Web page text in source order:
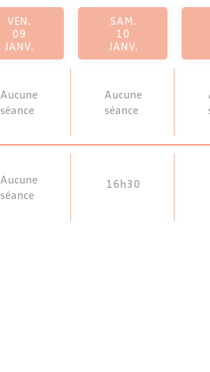
VEN.
09
JANV.
Aucune
séance
Aucune
séance
SAM.
10
JANV.
Aucune
séance
16h30